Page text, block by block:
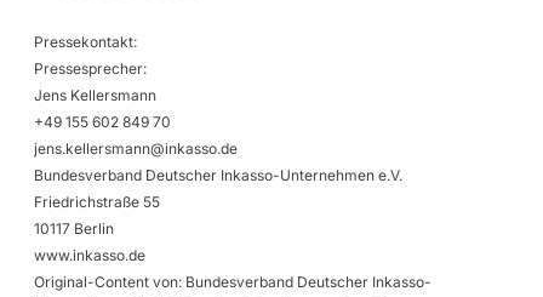
Pressekontakt:
Pressesprecher:
Jens Kellersmann
+49 155 602 849 70
jens.kellersmann@inkasso.de
Bundesverband Deutscher Inkasso-Unternehmen e.V.
Friedrichstraße 55
10117 Berlin
www.inkasso.de
Original-Content von: Bundesverband Deutscher Inkasso-